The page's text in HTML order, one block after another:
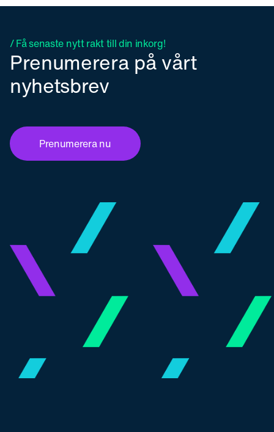
/ Få senaste nytt rakt till din inkorg!
Prenumerera på vårt
nyhetsbrev
Prenumerera nu